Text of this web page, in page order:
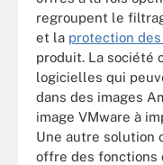
regroupent le
et la protection
produit. La société
logicielles qui
dans des images
image VMware à
Une autre solution
offre des fonctions